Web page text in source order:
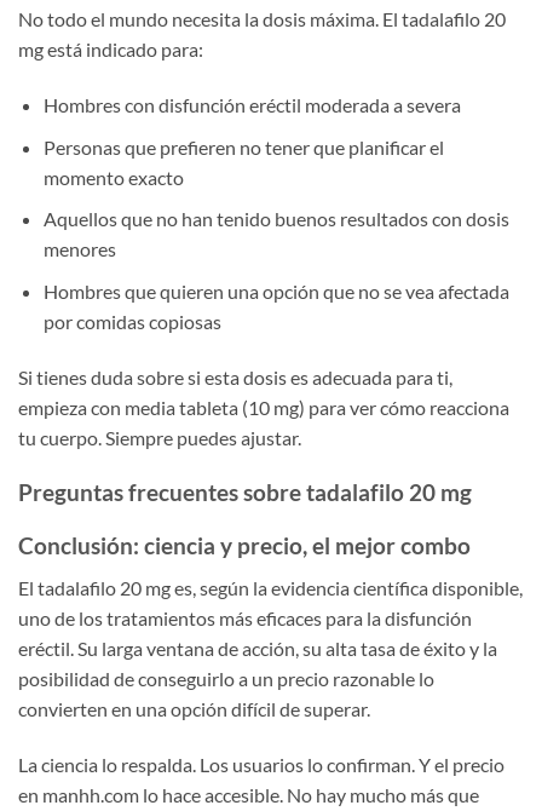
No todo el mundo necesita la dosis máxima. El tadalafilo 20
mg está indicado para:
Hombres con disfunción eréctil moderada a severa
Personas que prefieren no tener que planificar el
momento exacto
Aquellos que no han tenido buenos resultados con dosis
menores
Hombres que quieren una opción que no se vea afectada
por comidas copiosas
Si tienes duda sobre si esta dosis es adecuada para ti,
empieza con media tableta (10 mg) para ver cómo reacciona
tu cuerpo. Siempre puedes ajustar.
Preguntas frecuentes sobre tadalafilo 20 mg
Conclusión: ciencia y precio, el mejor combo
El tadalafilo 20 mg es, según la evidencia científica disponible,
uno de los tratamientos más eficaces para la disfunción
eréctil. Su larga ventana de acción, su alta tasa de éxito y la
posibilidad de conseguirlo a un precio razonable lo
convierten en una opción difícil de superar.
La ciencia lo respalda. Los usuarios lo confirman. Y el precio
en manhh.com lo hace accesible. No hay mucho más que